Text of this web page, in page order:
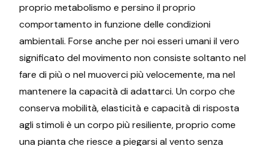
proprio metabolismo e persino il proprio
comportamento in funzione delle condizioni
ambientali. Forse anche per noi esseri umani il vero
significato del movimento non consiste soltanto nel
fare di più o nel muoverci più velocemente, ma nel
mantenere la capacità di adattarci. Un corpo che
conserva mobilità, elasticità e capacità di risposta
agli stimoli è un corpo più resiliente, proprio come
una pianta che riesce a piegarsi al vento senza